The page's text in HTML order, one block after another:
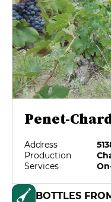
Penet-
Address
Production
Services
BOTTLES